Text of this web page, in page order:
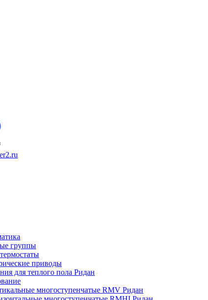
группы
приводы
для теплого пола Ридан
многоступенчатые RMV Ридан